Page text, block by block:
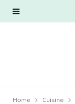
Home Cuisine